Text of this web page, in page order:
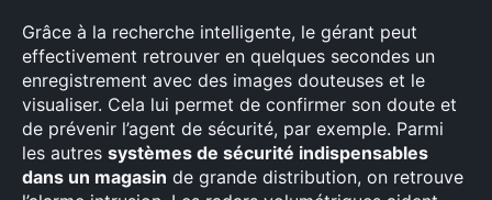
Grâce à la recherche intelligente, le gérant peut
effectivement retrouver en quelques secondes un
enregistrement avec des images douteuses et le
visualiser. Cela lui permet de confirmer son doute et
de prévenir l’agent de sécurité, par exemple. Parmi
les autres systèmes de sécurité indispensables
dans un magasin de grande distribution, on retrouve